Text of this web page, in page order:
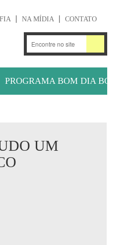
NA MÍDIA CONTATO
PROGRAMA BOM DIA BOLA
UM